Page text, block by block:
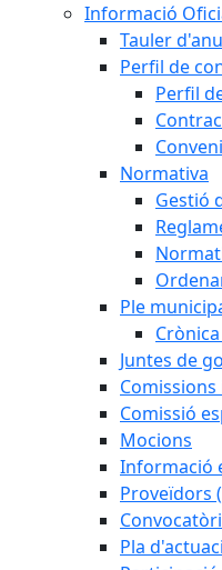
Informació
Tauler
Perfil de
Perfil
Normativa
Gestió
Ple
Juntes de
Comissió
Mocions
Informació
Proveïdors
Pla